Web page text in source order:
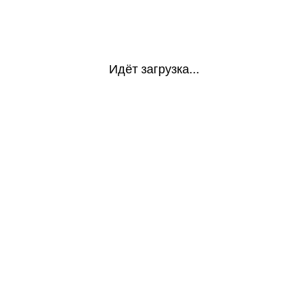
Идёт загрузка...